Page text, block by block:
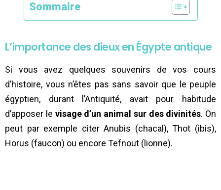
Sommaire
L’importance des dieux en Égypte antique
Si vous avez quelques souvenirs de vos cours
d’histoire, vous n’êtes pas sans savoir que le peuple
égyptien, durant l’Antiquité, avait pour habitude
d’apposer le visage d’un animal sur des divinités. On
peut par exemple citer Anubis (chacal), Thot (ibis),
Horus (faucon) ou encore Tefnout (lionne).